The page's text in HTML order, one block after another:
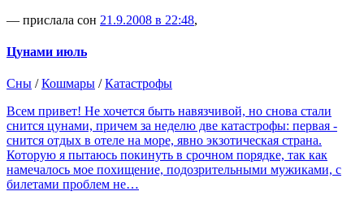
— прислала сон 21.9.2008 в 22:48,
Цунами июль
Сны /Кошмары /Катастрофы
Всем привет! Не хочется быть навязчивой, но снова стали
снится цунами, причем за неделю две катастрофы: первая -
снится отдых в отеле на море, явно экзотическая страна.
Которую я пытаюсь покинуть в срочном порядке, так как
намечалось мое похищение, подозрительными мужиками, с
билетами проблем не…